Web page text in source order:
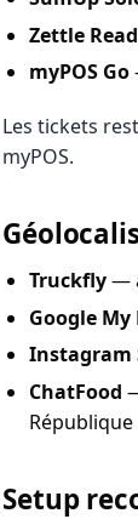
Zettle
myPOS Go
Les tickets
myPOS.
Truckfly—
Google My
Instagram
ChatFood
Setup